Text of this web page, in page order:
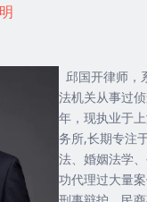
邱国开律师，
法机关从事过
年，现执业于
务所,长期专注
法、婚姻法学
功代理过大量